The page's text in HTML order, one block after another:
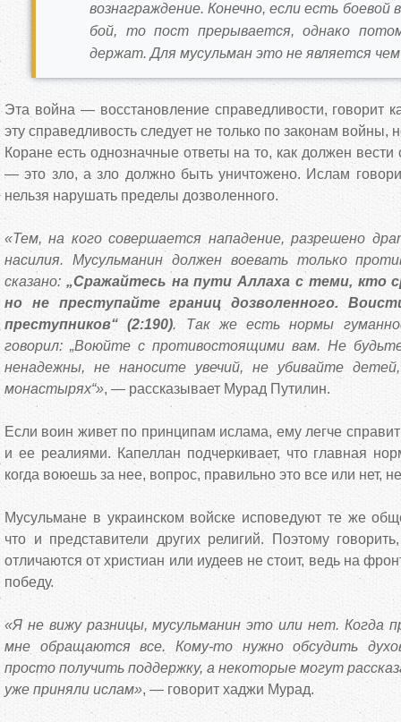
вознаграждение. Конечно, если есть боевой
бой, то пост прерывается, однако
держат. Для мусульман это не является
Эта война — восстановление справедливости, говорит
эту справедливость следует не только по законам войны,
Коране есть однозначные ответы на то, как должен
— это зло, а зло должно быть уничтожено. Ислам
нельзя нарушать пределы дозволенного.
«Тем, на кого совершается нападение, разрешено
насилия. Мусульманин должен воевать только
сказано: „Сражайтесь на пути Аллаха с теми, кто
но не преступайте границ дозволенного.
преступников“ (2:190). Так же есть нормы
говорил: „Воюйте с противостоящими вам. Не
ненадежны, не наносите увечий, не убивайте
монастырях“», — рассказывает Мурад Путилин.
Если воин живет по принципам ислама, ему легче
и ее реалиями. Капеллан подчеркивает, что главная
когда воюешь за нее, вопрос, правильно это все или нет, не
Мусульмане в украинском войске исповедуют те же
что и представители других религий. Поэтому
отличаются от христиан или иудеев не стоит, ведь на
победу.
«Я не вижу разницы, мусульманин это или нет. Когда
мне обращаются все. Кому-то нужно обсудить
просто получить поддержку, а некоторые могут
уже приняли ислам», — говорит хаджи Мурад.